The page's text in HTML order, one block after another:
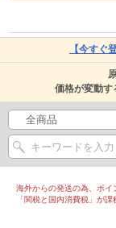
【今すぐ
価格が変動す
海外からの発送の為、ポ
「関税と国内消費税」が課